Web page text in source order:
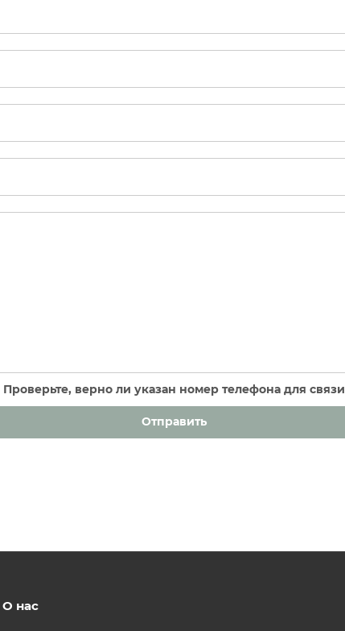
Проверьте, верно ли указан номер телефона для связи
Отправить
О нас